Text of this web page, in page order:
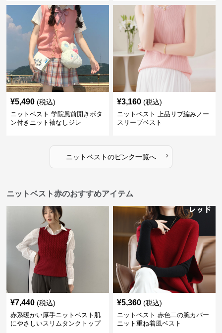
¥5,490 (税込)
ニットベスト 学院風前開きボタ
ン付きニット袖なしジレ
¥3,160 (税込)
ニットベスト 上品リブ編みノー
スリーブベスト
ニットベストのピンク一覧へ ›
ニットベスト赤のおすすめアイテム
¥7,440 (税込)
赤系暖かい厚手ニットベスト肌
にやさしいスリムタンクトップ
¥5,360 (税込)
ニットベスト 赤色二の腕カバー
ニット重ね着風ベスト